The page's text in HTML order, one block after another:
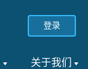
登录
关于我们